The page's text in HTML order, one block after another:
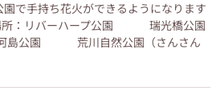
で手持ち花火ができるようになります
所：リバーハープ公園 瑞光橋公園
園 荒川自然公園（さんさん